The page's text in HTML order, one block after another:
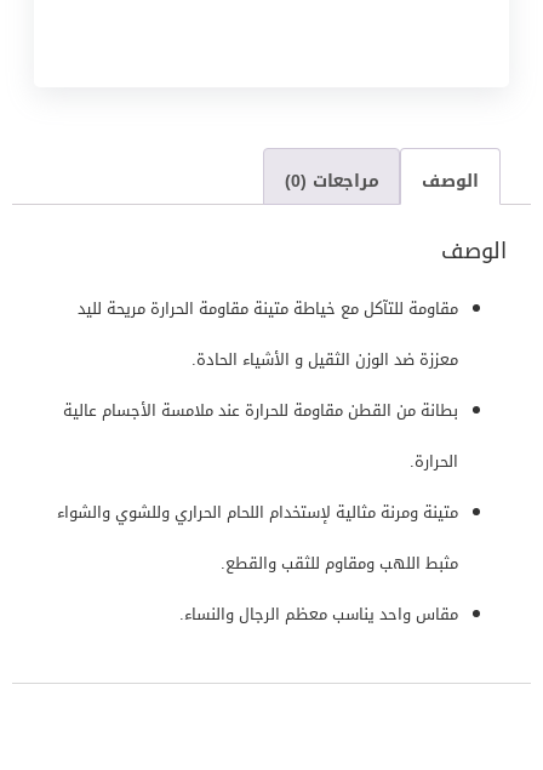
الوصف مراجعات (0)
الوصف
مقاومة للتآكل مع خياطة متينة مقاومة الحرارة مريحة لليد
معززة ضد الوزن الثقيل و الأشياء الحادة.
بطانة من القطن مقاومة للحرارة عند ملامسة الأجسام عالية
الحرارة.
متينة ومرنة مثالية لإستخدام اللحام الحراري وللشوي والشواء
مثبط اللهب ومقاوم للثقب والقطع.
مقاس واحد يناسب معظم الرجال والنساء.